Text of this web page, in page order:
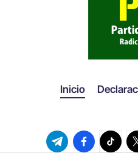
Inicio
TelegramFacebook
TikTok